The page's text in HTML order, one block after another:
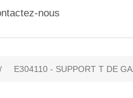
nous
/ E304110 - SUPPORT T DE